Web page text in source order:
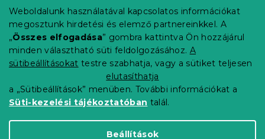
Weboldalunk használatával kapcsolatos információkat
megosztunk hirdetési és elemző partnereinkkel. A
„Összes elfogadása” gombra kattintva Ön hozzájárul
minden választható süti feldolgozásához. A
sütibeállításokat testre szabhatja, vagy a sütiket teljesen
elutasíthatja
a „Sütibeállítások” menüben. További információkat a
Süti-kezelési tájékoztatóban talál.
Beállítások
Elérhetőség
Általános szerződési feltételek
Adatvédelmi nyilatkozat
Blog
Partnereinknek